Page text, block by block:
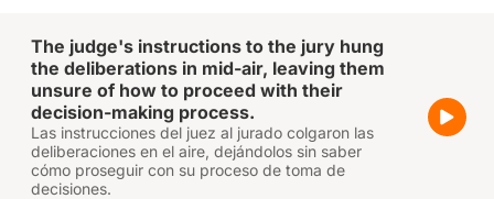
The judge's instructions to the jury hung
the deliberations in mid-air, leaving them
unsure of how to proceed with their
decision-making process.
Las instrucciones del juez al jurado colgaron las
deliberaciones en el aire, dejándolos sin saber
cómo proseguir con su proceso de toma de
decisiones.